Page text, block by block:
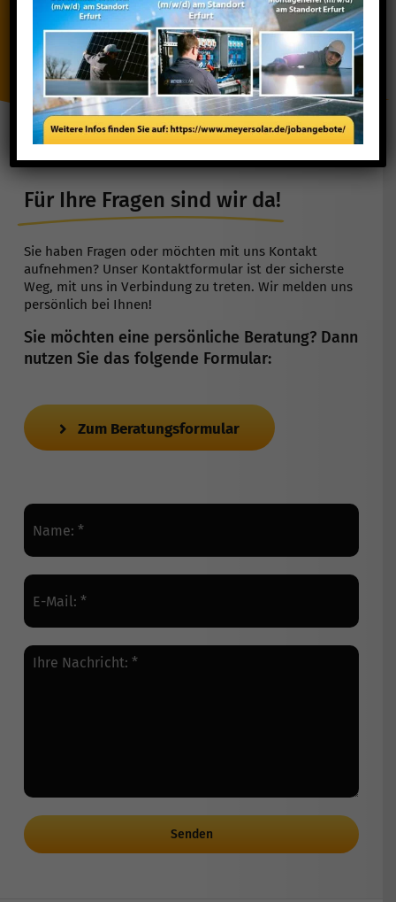
Zur Blitzbewerbung
Für Ihre Fragen sind wir da!
Sie haben Fragen oder möchten mit uns Kontakt
aufnehmen? Unser Kontaktformular ist der sicherste
Weg, mit uns in Verbindung zu treten. Wir melden uns
persönlich bei Ihnen!
Sie möchten eine persönliche Beratung? Dann
nutzen Sie das folgende Formular:
Zum Beratungsformular
Senden